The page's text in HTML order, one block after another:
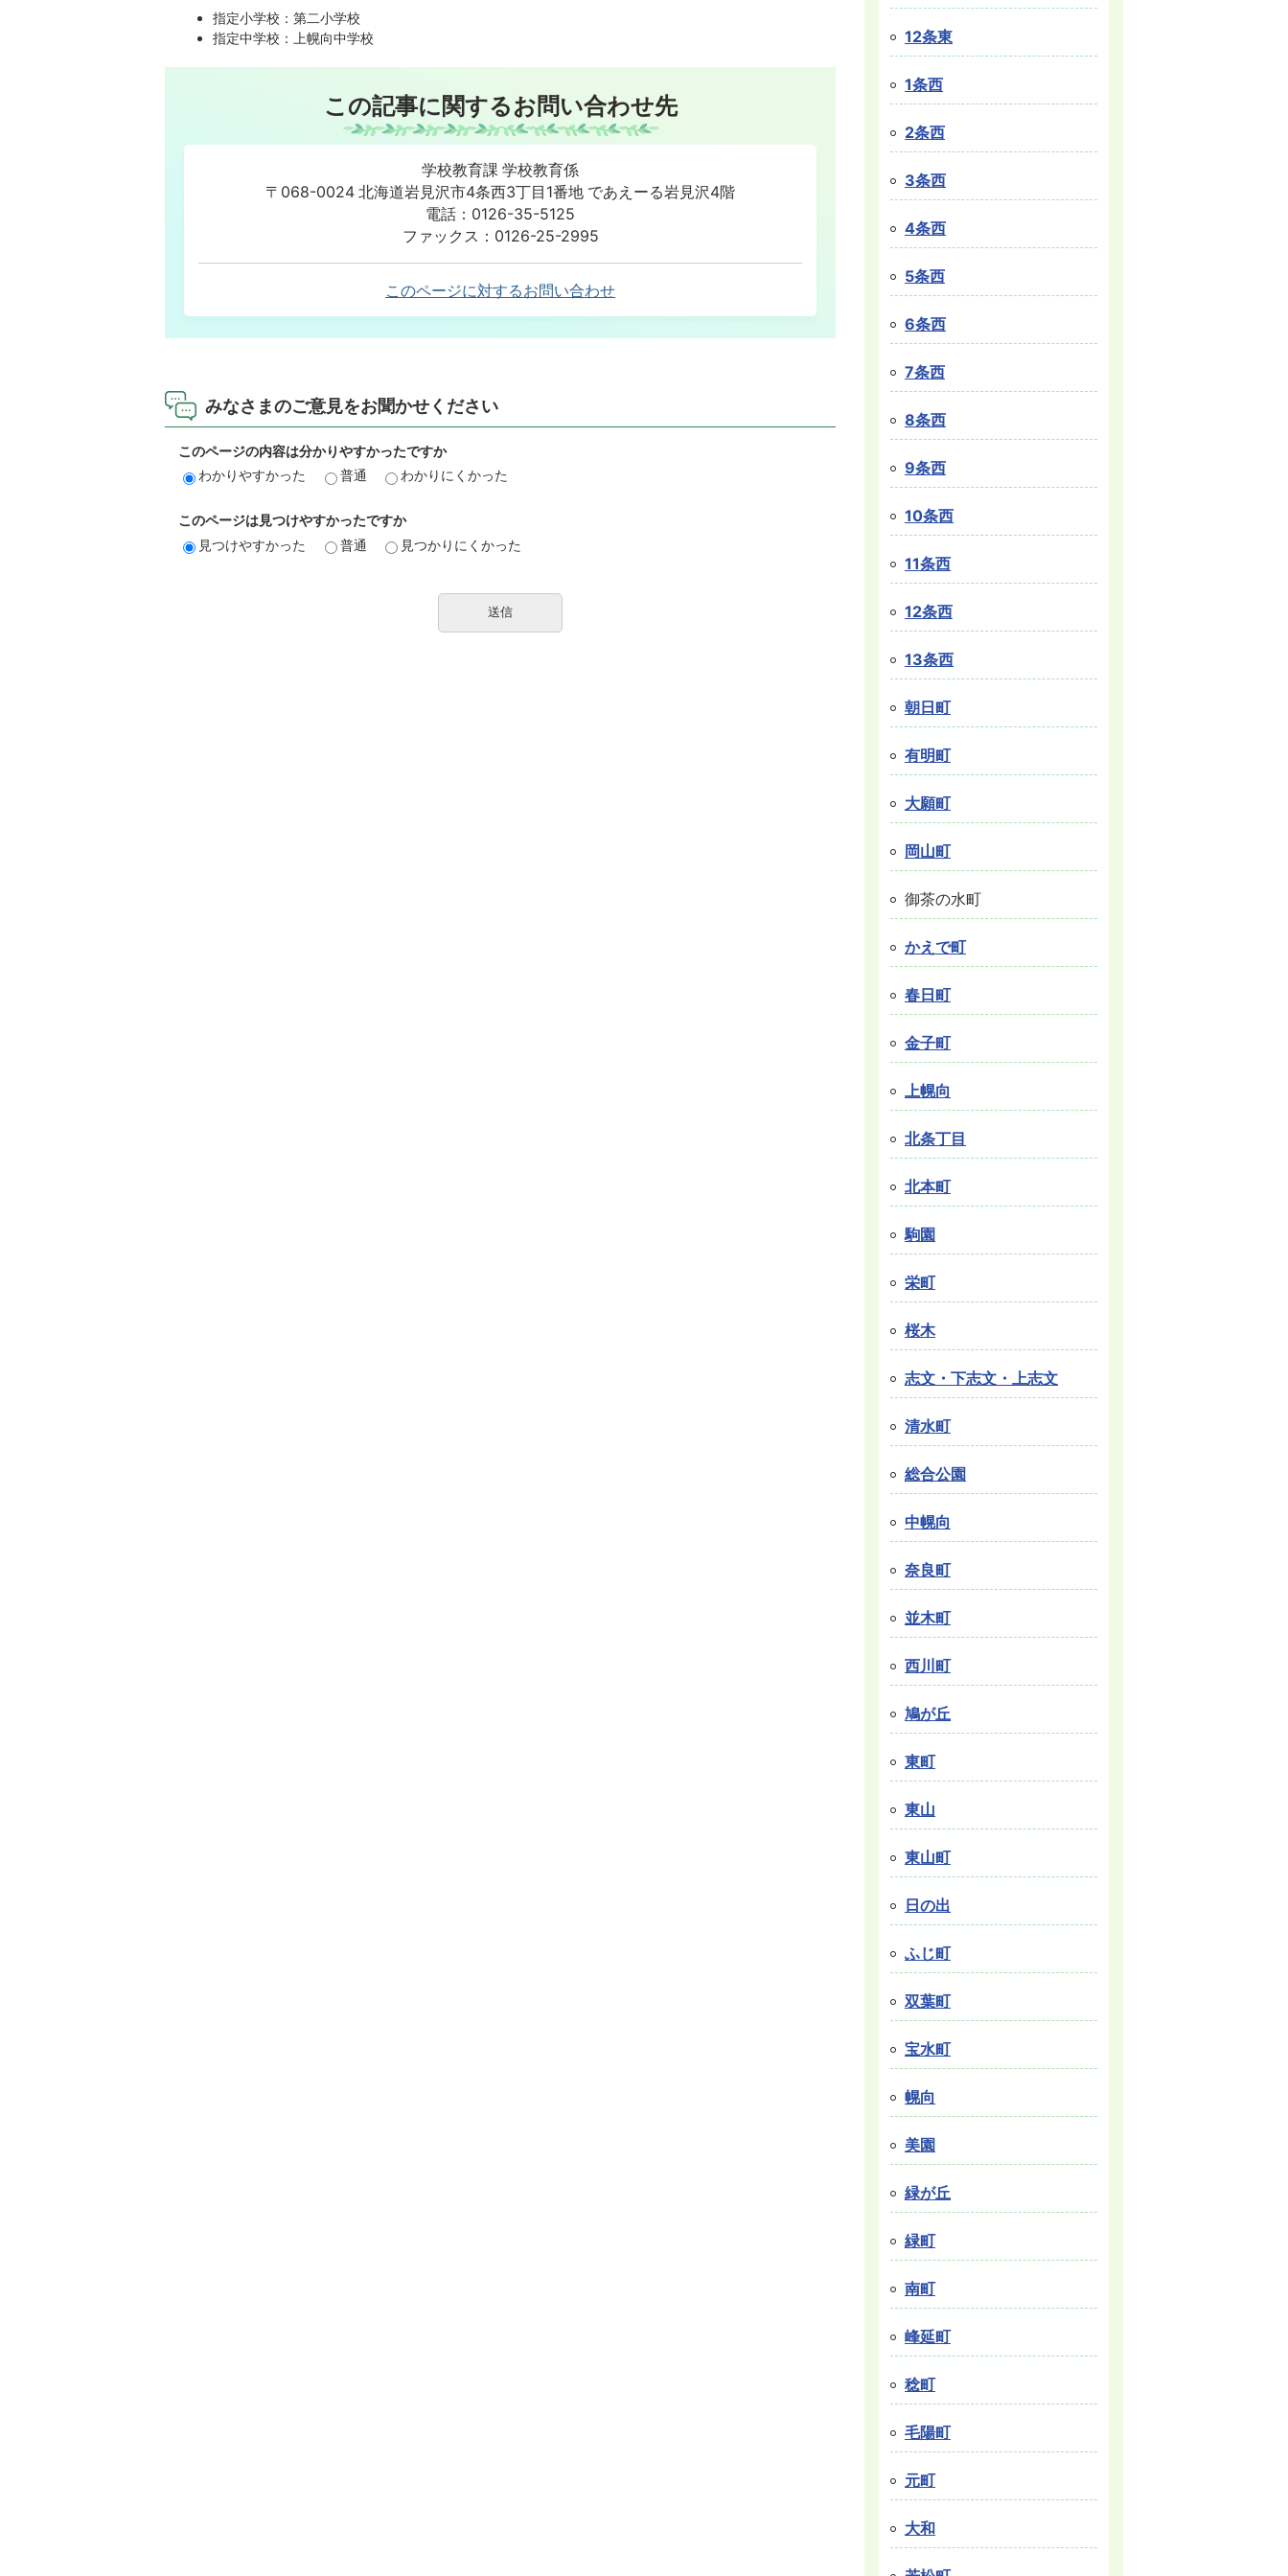
指定小学校：第二小学校
指定中学校：上幌向中学校
この記事に関するお問い合わせ先
学校教育課 学校教育係
〒068-0024 北海道岩見沢市4条西3丁目1番地 であえーる岩見沢4階
電話：0126-35-5125
ファックス：0126-25-2995
このページに対するお問い合わせ
みなさまのご意見をお聞かせください
このページの内容は分かりやすかったですか
わかりやすかった
普通 わかりにくかった
このページは見つけやすかったですか
見つけやすかった
普通 見つかりにくかった
12条東
1条西
2条西
3条西
4条西
5条西
6条西
7条西
8条西
9条西
10条西
11条西
12条西
13条西
朝日町
有明町
大願町
岡山町
御茶の水町
かえで町
春日町
金子町
上幌向
北条丁目
北本町
駒園
栄町
桜木
志文・下志文・上志文
清水町
総合公園
中幌向
奈良町
並木町
西川町
鳩が丘
東町
東山
東山町
日の出
ふじ町
双葉町
宝水町
幌向
美園
緑が丘
緑町
南町
峰延町
稔町
毛陽町
元町
大和